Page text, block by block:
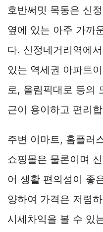
호반써밋 목동은 신
옆에 있는 아주 가까
다. 신정네거리역에
있는 역세권 아파트
로, 올림픽대로 등의
근이 용이하고 편리
주변 이마트, 홈플러
쇼핑몰은 물론이며
어 생활 편의성이 좋
양하여 가격은 저렴
시세차익을 볼 수 있